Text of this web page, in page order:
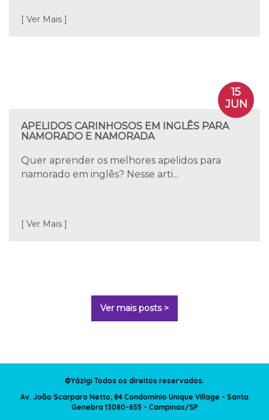
[ Ver Mais ]
15
JUN
APELIDOS CARINHOSOS EM INGLÊS PARA
NAMORADO E NAMORADA
Quer aprender os melhores apelidos para
namorado em inglês? Nesse arti...
[ Ver Mais ]
Ver mais posts >
©Yázigi Todos os direitos reservados.
Av. João Scarparo Netto, 84 Condomínio Unique Village - Santa
Genebra 13080-655 - Campinas/SP